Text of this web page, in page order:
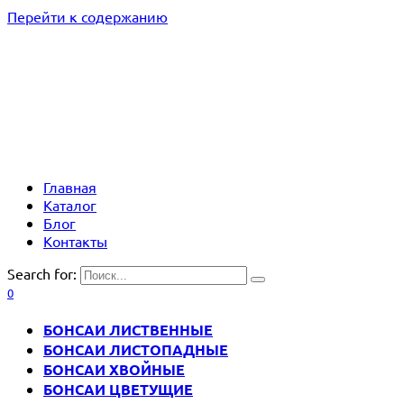
Перейти к содержанию
Главная
Каталог
Блог
Контакты
Search for:
0
БОНСАИ ЛИСТВЕННЫЕ
БОНСАИ ЛИСТОПАДНЫЕ
БОНСАИ ХВОЙНЫЕ
БОНСАИ ЦВЕТУЩИЕ